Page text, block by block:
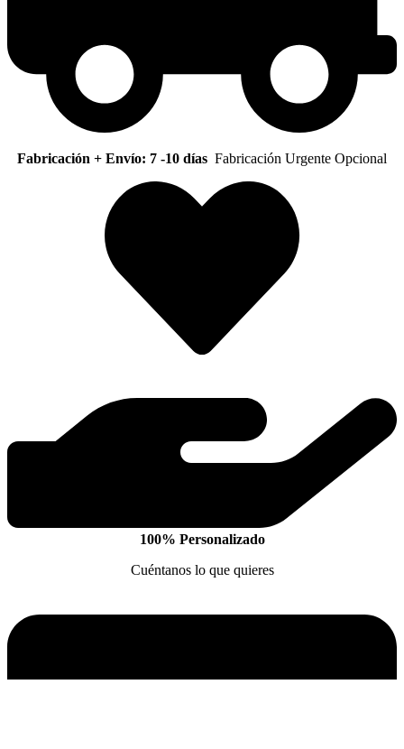
Fabricación + Envío: 7 -10 días Fabricación Urgente Opcional
100% Personalizado
Cuéntanos lo que quieres